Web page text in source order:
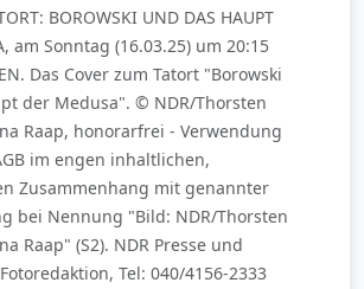
BOROWSKI UND DAS HAUPT
am Sonntag (16.03.25) um 20:15
Das Cover zum Tatort "Borowski
der Medusa". © NDR/Thorsten
Raap, honorarfrei - Verwendung
im engen inhaltlichen,
Zusammenhang mit genannter
bei Nennung "Bild: NDR/Thorsten
Raap" (S2). NDR Presse und
Tel: 040/4156-2333